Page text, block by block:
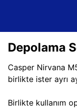
Depolama
Casper Nirvana
birlikte ister ayrı
Birlikte kullanım